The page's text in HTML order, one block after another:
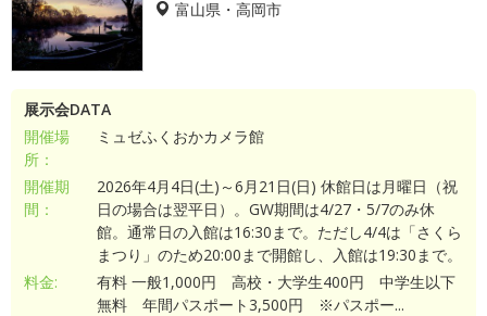
富山県・高岡市
展示会DATA
開催場
所：
ミュゼふくおかカメラ館
開催期
間：
2026年4月4日(土)～6月21日(日) 休館日は月曜日（祝
日の場合は翌平日）。GW期間は4/27・5/7のみ休
館。通常日の入館は16:30まで。ただし4/4は「さくら
まつり」のため20:00まで開館し、入館は19:30まで。
料金:
有料 一般1,000円 高校・大学生400円 中学生以下
無料 年間パスポート3,500円 ※パスポー...